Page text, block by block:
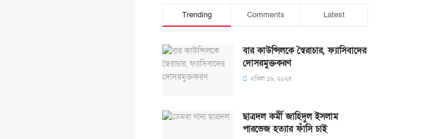
Trending Comments Latest
বার কাউন্সিলকে স্বৈরাচার, ফ্যাসিবাদের
দোসরমুক্তকরণ
এপ্রিল ১৯, ২০২৫
ছাত্রদল কর্মী জাহিদুল ইসলাম
পারভেজ হত্যার ফাঁসি চাই